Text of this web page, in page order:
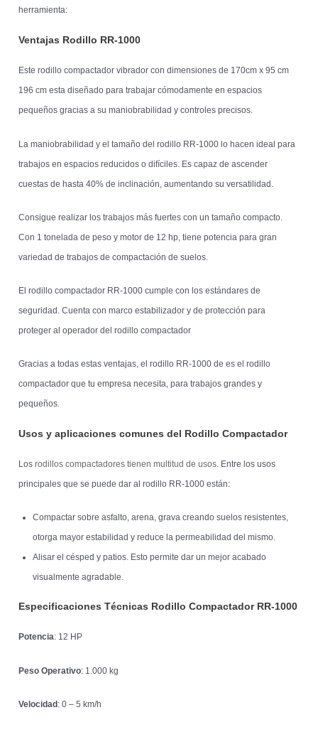
herramienta:
Ventajas Rodillo RR-1000
Este rodillo compactador vibrador con dimensiones de 170cm x 95 cm
196 cm esta diseñado para trabajar cómodamente en espacios
pequeños gracias a su maniobrabilidad y controles precisos.
La maniobrabilidad y el tamaño del rodillo RR-1000 lo hacen ideal para
trabajos en espacios reducidos o difíciles. Es capaz de ascender
cuestas de hasta 40% de inclinación, aumentando su versatilidad.
Consigue realizar los trabajos más fuertes con un tamaño compacto.
Con 1 tonelada de peso y motor de 12 hp, tiene potencia para gran
variedad de trabajos de compactación de suelos.
El rodillo compactador RR-1000 cumple con los estándares de
seguridad. Cuenta con marco estabilizador y de protección para
proteger al operador del rodillo compactador
Gracias a todas estas ventajas, el rodillo RR-1000 de es el rodillo
compactador que tu empresa necesita, para trabajos grandes y
pequeños.
Usos y aplicaciones comunes del Rodillo Compactador
Losrodillos compactadores tienen multitud de usos. Entre los usos
principales que se puede dar al rodillo RR-1000 están:
Compactar sobre asfalto, arena, grava creando suelos resistentes,
otorga mayor estabilidad y reduce la permeabilidad del mismo.
Alisar el césped y patios. Esto permite dar un mejor acabado
visualmente agradable.
Especificaciones Técnicas Rodillo Compactador RR-1000
Potencia: 12 HP
Peso Operativo: 1.000 kg
Velocidad: 0 – 5 km/h